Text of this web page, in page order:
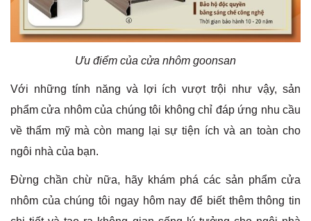
Ưu điểm của cửa nhôm goonsan
Với những tính năng và lợi ích vượt trội như vậy, sản
phẩm cửa nhôm của chúng tôi không chỉ đáp ứng nhu cầu
về thẩm mỹ mà còn mang lại sự tiện ích và an toàn cho
ngôi nhà của bạn.
Đừng chần chừ nữa, hãy khám phá các sản phẩm cửa
nhôm của chúng tôi ngay hôm nay để biết thêm thông tin